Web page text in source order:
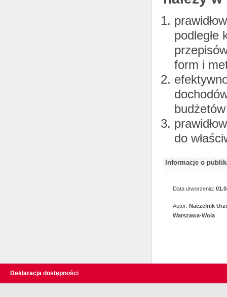
podległe
form i
do
Informacje o
Data utworzenia:
Autor: Naczelnik
Warszawa-Wola
Deklaracja dostępności